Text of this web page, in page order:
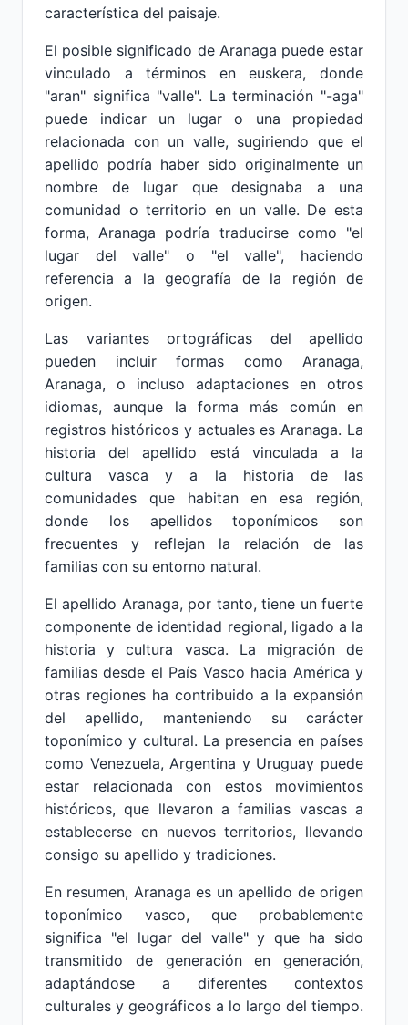
característica del paisaje.
El posible significado de Aranaga puede estar
vinculado a términos en euskera, donde
"aran" significa "valle". La terminación "-aga"
puede indicar un lugar o una propiedad
relacionada con un valle, sugiriendo que el
apellido podría haber sido originalmente un
nombre de lugar que designaba a una
comunidad o territorio en un valle. De esta
forma, Aranaga podría traducirse como "el
lugar del valle" o "el valle", haciendo
referencia a la geografía de la región de
origen.
Las variantes ortográficas del apellido
pueden incluir formas como Aranaga,
Aranaga, o incluso adaptaciones en otros
idiomas, aunque la forma más común en
registros históricos y actuales es Aranaga. La
historia del apellido está vinculada a la
cultura vasca y a la historia de las
comunidades que habitan en esa región,
donde los apellidos toponímicos son
frecuentes y reflejan la relación de las
familias con su entorno natural.
El apellido Aranaga, por tanto, tiene un fuerte
componente de identidad regional, ligado a la
historia y cultura vasca. La migración de
familias desde el País Vasco hacia América y
otras regiones ha contribuido a la expansión
del apellido, manteniendo su carácter
toponímico y cultural. La presencia en países
como Venezuela, Argentina y Uruguay puede
estar relacionada con estos movimientos
históricos, que llevaron a familias vascas a
establecerse en nuevos territorios, llevando
consigo su apellido y tradiciones.
En resumen, Aranaga es un apellido de origen
toponímico vasco, que probablemente
significa "el lugar del valle" y que ha sido
transmitido de generación en generación,
adaptándose a diferentes contextos
culturales y geográficos a lo largo del tiempo.